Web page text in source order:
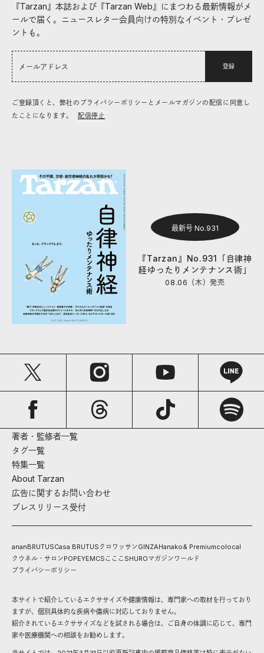
『Tarzan』本誌および『Tarzan Web』にまつわる最新情報がメ
ールで届く。ニュースレター会員向けの特別なイベント・プレゼ
ントも。
登録
ご登録頂くと、弊社のプライバシーポリシーとメールマガジンの配信に同意し
たことになります。
配信停止
最新号 No.931
『Tarzan』No.931「自律神
経ゆったりメンテナンス術」
08.06（木）発売
著者・監修者一覧
タグ一覧
特集一覧
About Tarzan
広告に関するお問い合わせ
プレスリリース受付
ananBRUTUSCasa BRUTUS クロワッサンGINZAHanako& Premiumcolocal
クウネル・サロンPOPEYEMCS こここ SHUROマガジンワールド
プライバシーポリシー
本サイトで紹介しているエクササイズや健康情報は、専門家への取材を行っており
ますが、個別具体的な疾病や傷病に対応しておりません。
紹介されているエクササイズなどを試される場合は、ご自身の体調に応じて、専門
家や医療機関への相談をお勧めします。